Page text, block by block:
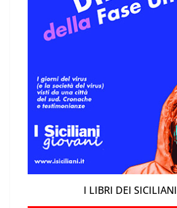
I LIBRI DEI SICILIANI